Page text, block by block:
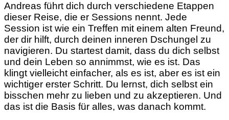
Andreas führt dich durch verschiedene Etappen
dieser Reise, die er Sessions nennt. Jede
Session ist wie ein Treffen mit einem alten Freund,
der dir hilft, durch deinen inneren Dschungel zu
navigieren. Du startest damit, dass du dich selbst
und dein Leben so annimmst, wie es ist. Das
klingt vielleicht einfacher, als es ist, aber es ist ein
wichtiger erster Schritt. Du lernst, dich selbst ein
bisschen mehr zu lieben und zu akzeptieren. Und
das ist die Basis für alles, was danach kommt.